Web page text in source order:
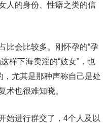
人的身份、性癖之类的信
比会比较多。刚怀孕的“孕
样下海卖淫的“妓女”，也
，尤其是那种声称自己是处
术也很难知晓。
始进行群交了，4个人及以